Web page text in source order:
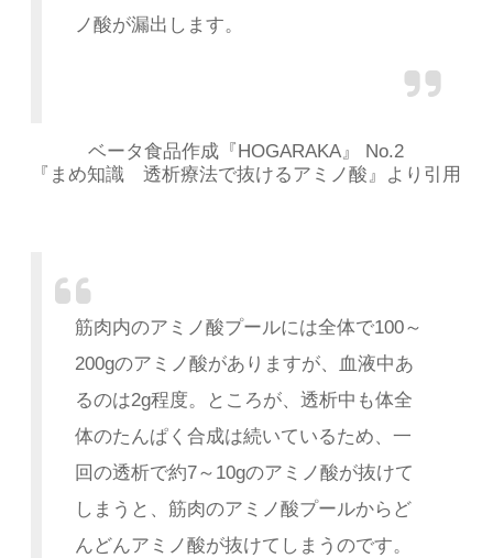
ノ酸が漏出します。
ベータ食品作成『HOGARAKA』 No.2
『まめ知識 透析療法で抜けるアミノ酸』より引用
筋肉内のアミノ酸プールには全体で100～
200gのアミノ酸がありますが、血液中あ
るのは2g程度。ところが、透析中も体全
体のたんぱく合成は続いているため、一
回の透析で約7～10gのアミノ酸が抜けて
しまうと、筋肉のアミノ酸プールからど
んどんアミノ酸が抜けてしまうのです。